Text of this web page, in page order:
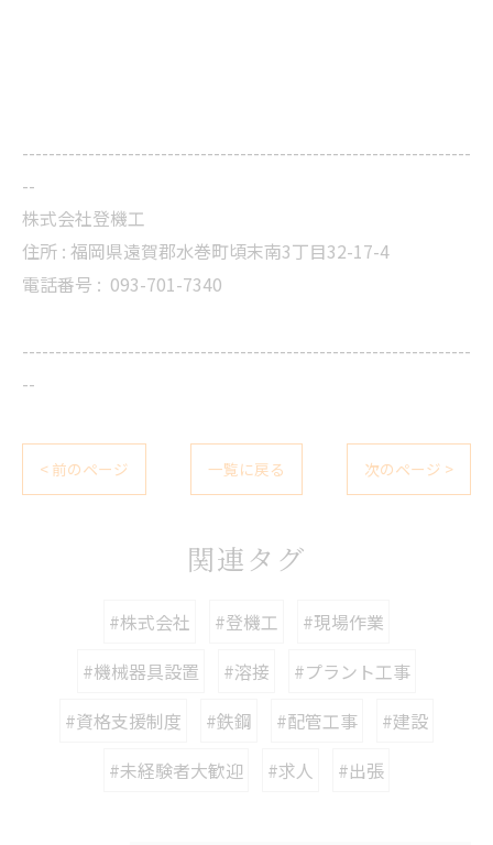
--------------------------------------------------------------------
--
株式会社登機工
住所 : 福岡県遠賀郡水巻町頃末南3丁目32-17-4
電話番号 : 093-701-7340
--------------------------------------------------------------------
--
< 前のページ 一覧に戻る 次のページ >
関連タグ
#株式会社 #登機工
#現場作業
#機械器具設置
#溶接
#プラント工事
#資格支援制度
#鉄鋼 #配管工事
#建設
#未経験者大歓迎
#求人 #出張